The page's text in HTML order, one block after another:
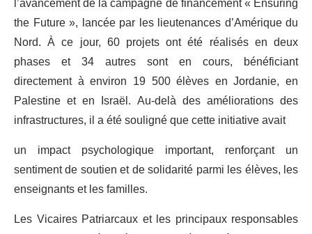
the Future », lancée par les lieutenances d’Amérique du
Nord. À ce jour, 60 projets ont été réalisés en deux
phases et 34 autres sont en cours, bénéficiant
directement à environ 19 500 élèves en Jordanie, en
Palestine et en Israël. Au-delà des améliorations des
infrastructures, il a été souligné que cette initiative avait
un impact psychologique important, renforçant un
sentiment de soutien et de solidarité parmi les élèves, les
enseignants et les familles.
Les Vicaires Patriarcaux et les principaux responsables